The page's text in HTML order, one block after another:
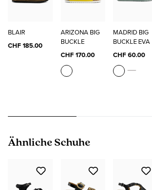
BLAIR
CHF 185.00
ARIZONA BIG
BUCKLE
CHF 170.00
MADRID BIG
BUCKLE EVA
CHF 60.00
Produktgalerie überspringen
Ähnliche Schuhe